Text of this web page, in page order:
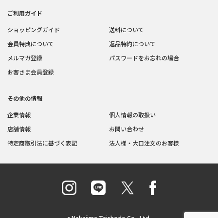
ご利用ガイド
ショッピングガイド
会員特典について
メルマガ登録
お客さま会員登録
送料について
返品特約について
パスワードをお忘れの場合
その他の情報
企業情報
店舗情報
特定商取引法に基づく表記
個人情報の取扱い
お問い合わせ
法人様・大口注文のお客様